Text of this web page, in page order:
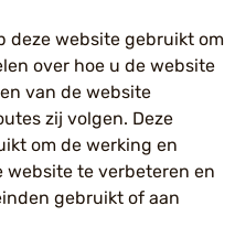
deze website gebruikt om
over hoe u de website
van de website
zij volgen. Deze
om de werking en
te verbeteren en
gebruikt of aan